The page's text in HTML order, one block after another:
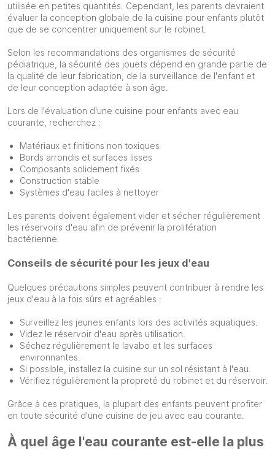
utilisée en petites quantités. Cependant, les parents devraient
évaluer la conception globale de la cuisine pour enfants plutôt
que de se concentrer uniquement sur le robinet.
Selon les recommandations des organismes de sécurité
pédiatrique, la sécurité des jouets dépend en grande partie de
la qualité de leur fabrication, de la surveillance de l'enfant et
de leur conception adaptée à son âge.
Lors de l'évaluation d'une cuisine pour enfants avec eau
courante, recherchez :
Matériaux et finitions non toxiques
Bords arrondis et surfaces lisses
Composants solidement fixés
Construction stable
Systèmes d'eau faciles à nettoyer
Les parents doivent également vider et sécher régulièrement
les réservoirs d'eau afin de prévenir la prolifération
bactérienne.
Conseils de sécurité pour les jeux d'eau
Quelques précautions simples peuvent contribuer à rendre les
jeux d'eau à la fois sûrs et agréables :
Surveillez les jeunes enfants lors des activités aquatiques.
Videz le réservoir d'eau après utilisation.
Séchez régulièrement le lavabo et les surfaces
environnantes.
Si possible, installez la cuisine sur un sol résistant à l'eau.
Vérifiez régulièrement la propreté du robinet et du réservoir.
Grâce à ces pratiques, la plupart des enfants peuvent profiter
en toute sécurité d'une cuisine de jeu avec eau courante.
À quel âge l'eau courante est-elle la plus